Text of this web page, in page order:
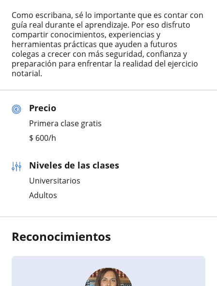
Precio
Primera clase gratis
$ 600/h
Niveles de las clases
Universitarios
Adultos
Como escribana, sé lo importante que es contar con
guía real durante el aprendizaje. Por eso disfruto
compartir conocimientos, experiencias y
herramientas prácticas que ayuden a futuros
colegas a crecer con más seguridad, confianza y
preparación para enfrentar la realidad del ejercicio
notarial.
Reconocimientos